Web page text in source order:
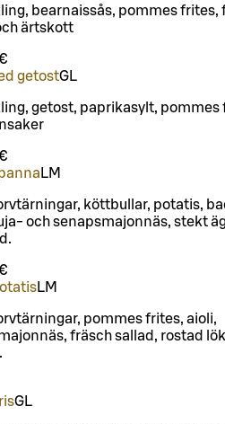
bearnaissås, pommes frites,
ärtskott
getostGL
getost, paprikasylt, pommes
LM
köttbullar, potatis,
och senapsmajonnäs, stekt
LM
pommes frites, aioli,
fräsch sallad, rostad
GL